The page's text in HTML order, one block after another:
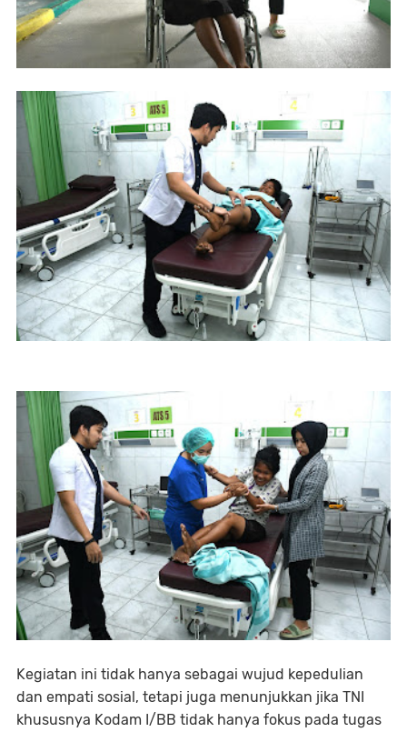
Kegiatan ini tidak hanya sebagai wujud kepedulian
dan empati sosial, tetapi juga menunjukkan jika TNI
khususnya Kodam I/BB tidak hanya fokus pada tugas